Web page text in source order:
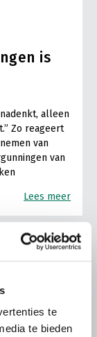
te
te bieden
is
alleen
Zo reageert
van
van
Lees meer